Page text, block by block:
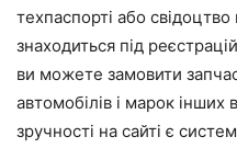
техпаспорті або
знаходиться під
ви можете замовити
автомобілів і марок інших
зручності на сайті є